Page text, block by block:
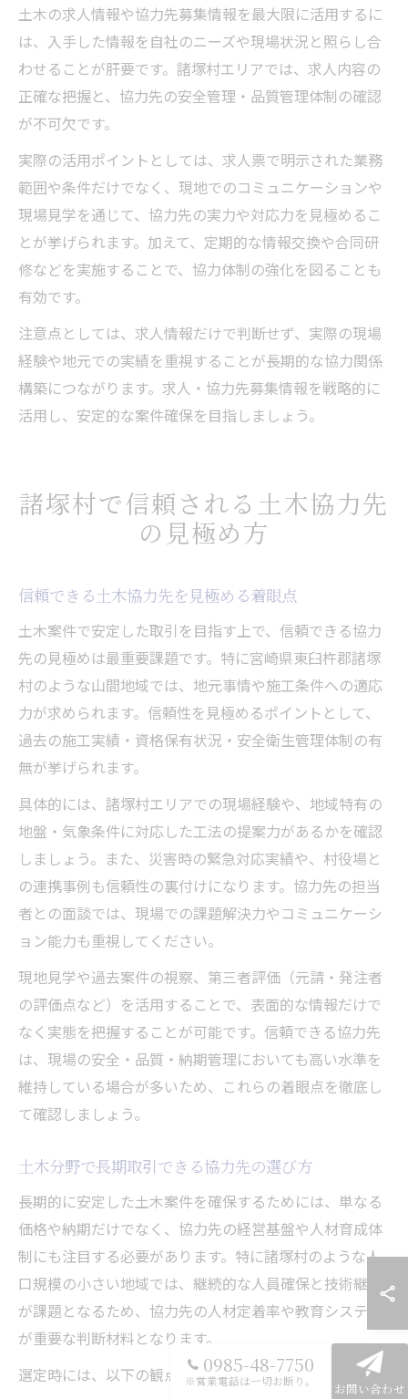
土木の求人情報や協力先募集情報を最大限に活用するに
は、入手した情報を自社のニーズや現場状況と照らし合
わせることが肝要です。諸塚村エリアでは、求人内容の
正確な把握と、協力先の安全管理・品質管理体制の確認
が不可欠です。
実際の活用ポイントとしては、求人票で明示された業務
範囲や条件だけでなく、現地でのコミュニケーションや
現場見学を通じて、協力先の実力や対応力を見極めるこ
とが挙げられます。加えて、定期的な情報交換や合同研
修などを実施することで、協力体制の強化を図ることも
有効です。
注意点としては、求人情報だけで判断せず、実際の現場
経験や地元での実績を重視することが長期的な協力関係
構築につながります。求人・協力先募集情報を戦略的に
活用し、安定的な案件確保を目指しましょう。
諸塚村で信頼される土木協力先
の見極め方
信頼できる土木協力先を見極める着眼点
土木案件で安定した取引を目指す上で、信頼できる協力
先の見極めは最重要課題です。特に宮崎県東臼杵郡諸塚
村のような山間地域では、地元事情や施工条件への適応
力が求められます。信頼性を見極めるポイントとして、
過去の施工実績・資格保有状況・安全衛生管理体制の有
無が挙げられます。
具体的には、諸塚村エリアでの現場経験や、地域特有の
地盤・気象条件に対応した工法の提案力があるかを確認
しましょう。また、災害時の緊急対応実績や、村役場と
の連携事例も信頼性の裏付けになります。協力先の担当
者との面談では、現場での課題解決力やコミュニケーシ
ョン能力も重視してください。
現地見学や過去案件の視察、第三者評価（元請・発注者
の評価点など）を活用することで、表面的な情報だけで
なく実態を把握することが可能です。信頼できる協力先
は、現場の安全・品質・納期管理においても高い水準を
維持している場合が多いため、これらの着眼点を徹底し
て確認しましょう。
土木分野で長期取引できる協力先の選び方
長期的に安定した土木案件を確保するためには、単なる
価格や納期だけでなく、協力先の経営基盤や人材育成体
制にも注目する必要があります。特に諸塚村のような人
口規模の小さい地域では、継続的な人員確保と技術継承
が課題となるため、協力先の人材定着率や教育システム
が重要な判断材料となります。
選定時には、以下の観点を比較しましょう。
0985-48-7750
※営業電話は一切お断り。 お問い合わせ